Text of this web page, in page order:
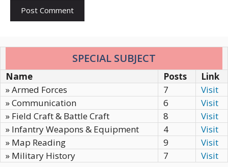
SPECIAL SUBJECT
Name Posts
Link
» Armed Forces
7
Visit
» Communication
6
Visit
» Field Craft & Battle Craft
8
Visit
» Infantry Weapons & Equipment
4
Visit
» Map Reading
9
Visit
» Military History
7 Visit